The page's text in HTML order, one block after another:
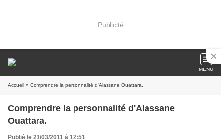
Publicité
MENU
Accueil » Comprendre la personnalité d'Alassane Ouattara.
Comprendre la personnalité d'Alassane
Ouattara.
Publié le 23/03/2011 à 12:51